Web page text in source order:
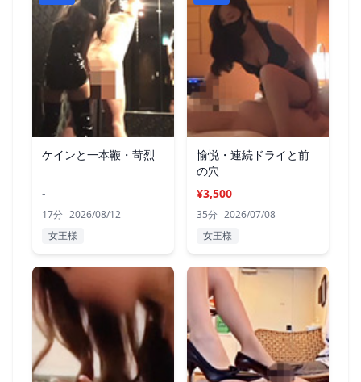
ケインと一本鞭・苛烈
-
17分 2026/08/12
女王様
愉悦・連続ドライと前
の穴
¥3,500
35分 2026/07/08
女王様